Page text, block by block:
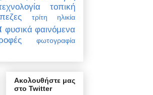
τοπική
τρίτη ηλικία
φυσικά φαινόμενα
φωτογραφία
Ακολουθήστε μας
στο Twitter